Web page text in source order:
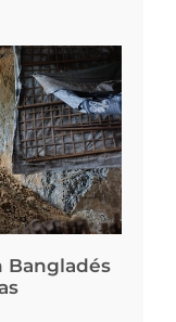
Bangladés